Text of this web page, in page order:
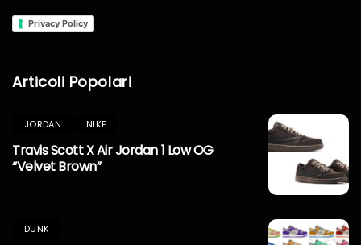
Privacy Policy
Articoli Popolari
JORDAN NIKE
Travis Scott X Air Jordan 1 Low OG
“Velvet Brown”
DUNK